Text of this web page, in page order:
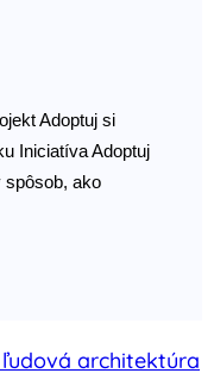
Adoptuj si
Iniciatíva Adoptuj
spôsob, ako